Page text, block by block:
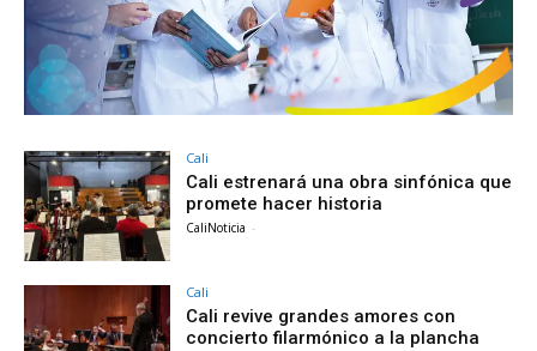
Cali
Cali estrenará una obra sinfónica que
promete hacer historia
CaliNoticia -
Cali
Cali revive grandes amores con
concierto filarmónico a la plancha